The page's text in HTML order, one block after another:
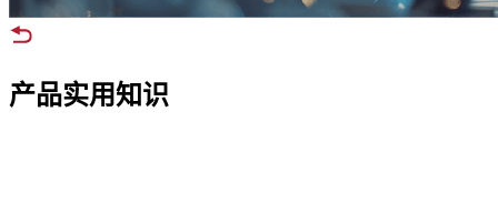
产品实用知识